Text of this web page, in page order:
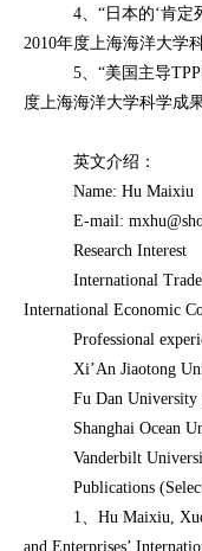
4、“日本的‘肯
2010年度上海海洋大学
5、“美国主导
度上海海洋大学科学成
英文介绍：
Name: Hu Maixiu
E-mail:
Research Interest
International
International Economic
Professional
Xi’An Jiaotong
Fu Dan University
Shanghai Ocean
Vanderbilt
Publications
1、Hu Maixiu,
and Enterprises’